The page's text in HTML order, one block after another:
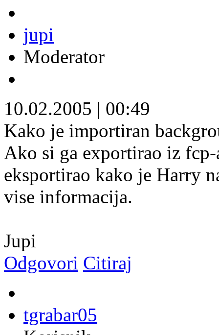
jupi
Moderator
10.02.2005 | 00:49
Kako je importiran
Ako si ga exportirao iz
eksportirao kako je Harry
vise informacija.
Jupi
Odgovori Citiraj
tgrabar05